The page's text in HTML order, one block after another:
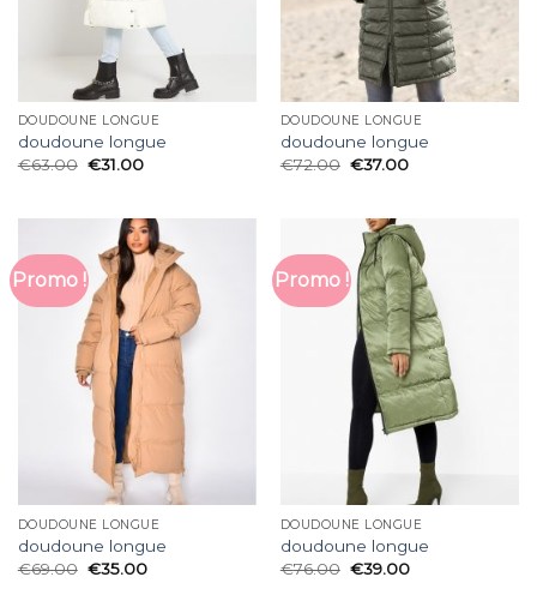
DOUDOUNE LONGUE
doudoune longue
€63.00 €31.00
DOUDOUNE LONGUE
doudoune longue
€72.00 €37.00
Promo !
DOUDOUNE LONGUE
doudoune longue
€69.00 €35.00
Promo !
DOUDOUNE LONGUE
doudoune longue
€76.00 €39.00